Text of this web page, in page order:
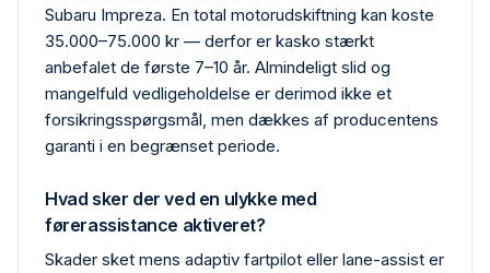
Subaru Impreza. En total motor­udskiftning kan koste
35.000–75.000 kr — derfor er kasko stærkt
anbefalet de første 7–10 år. Almindeligt slid og
mangelfuld vedligeholdelse er derimod ikke et
forsikrings­spørgsmål, men dækkes af producentens
garanti i en begrænset periode.
Hvad sker der ved en ulykke med
førerassistance aktiveret?
Skader sket mens adaptiv fartpilot eller lane-assist er